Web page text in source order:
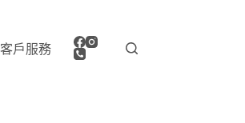
客戶服務